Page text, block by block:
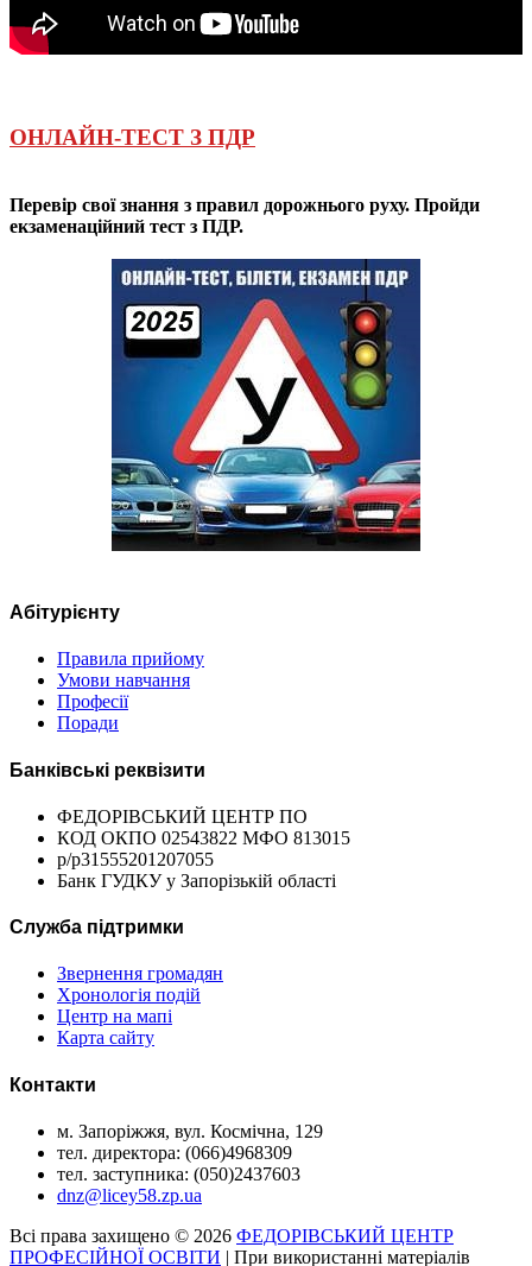
ОНЛАЙН-ТЕСТ З ПДР
Перевір свої знання з правил дорожнього руху. Пройди
екзаменаційний тест з ПДР.
Абітурієнту
Правила прийому
Умови навчання
Професії
Поради
Банківські реквізити
ФЕДОРІВСЬКИЙ ЦЕНТР ПО
КОД ОКПО 02543822 МФО 813015
р/р31555201207055
Банк ГУДКУ у Запорізькій області
Служба підтримки
Звернення громадян
Хронологія подій
Центр на мапі
Карта сайту
Контакти
м. Запоріжжя, вул. Космічна, 129
тел. директора: (066)4968309
тел. заступника: (050)2437603
dnz@licey58.zp.ua
Всі права захищено © 2026 ФЕДОРІВСЬКИЙ ЦЕНТР
ПРОФЕСІЙНОЇ ОСВІТИ | При використанні матеріалів